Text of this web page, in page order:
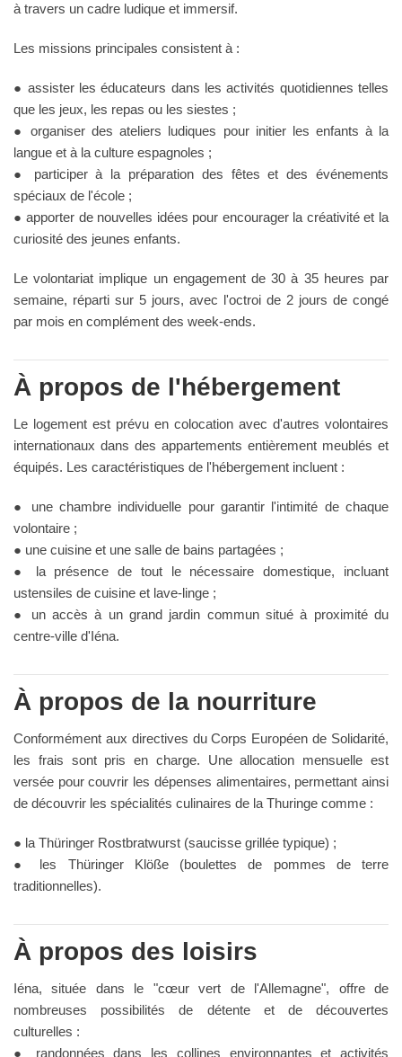
à travers un cadre ludique et immersif.
Les missions principales consistent à :
● assister les éducateurs dans les activités quotidiennes telles
que les jeux, les repas ou les siestes ;
● organiser des ateliers ludiques pour initier les enfants à la
langue et à la culture espagnoles ;
● participer à la préparation des fêtes et des événements
spéciaux de l'école ;
● apporter de nouvelles idées pour encourager la créativité et la
curiosité des jeunes enfants.
Le volontariat implique un engagement de 30 à 35 heures par
semaine, réparti sur 5 jours, avec l'octroi de 2 jours de congé
par mois en complément des week-ends.
À propos de l'hébergement
Le logement est prévu en colocation avec d'autres volontaires
internationaux dans des appartements entièrement meublés et
équipés. Les caractéristiques de l'hébergement incluent :
● une chambre individuelle pour garantir l'intimité de chaque
volontaire ;
● une cuisine et une salle de bains partagées ;
● la présence de tout le nécessaire domestique, incluant
ustensiles de cuisine et lave-linge ;
● un accès à un grand jardin commun situé à proximité du
centre-ville d'Iéna.
À propos de la nourriture
Conformément aux directives du Corps Européen de Solidarité,
les frais sont pris en charge. Une allocation mensuelle est
versée pour couvrir les dépenses alimentaires, permettant ainsi
de découvrir les spécialités culinaires de la Thuringe comme :
● la Thüringer Rostbratwurst (saucisse grillée typique) ;
● les Thüringer Klöße (boulettes de pommes de terre
traditionnelles).
À propos des loisirs
Iéna, située dans le "cœur vert de l'Allemagne", offre de
nombreuses possibilités de détente et de découvertes
culturelles :
● randonnées dans les collines environnantes et activités